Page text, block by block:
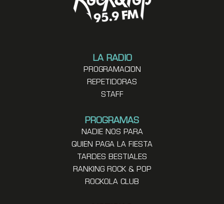
LA RADIO
PROGRAMACION
REPETIDORAS
STAFF
PROGRAMAS
NADIE NOS PARA
QUIEN PAGA LA FIESTA
TARDES BESTIALES
RANKING ROCK & POP
ROCKOLA CLUB